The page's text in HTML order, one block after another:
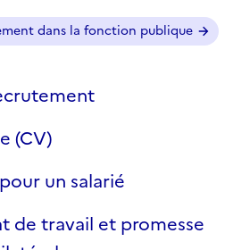
dans la fonction publique
(CV)
un salarié
de travail et promesse